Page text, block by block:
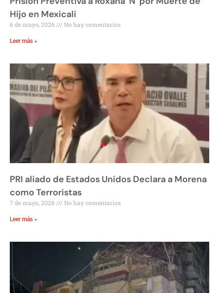
Hijo en Mexicali
6 de mayo, 2026 No hay comentarios
Leer más »
PRI aliado de Estados Unidos Declara a Morena
como Terroristas
7 de mayo, 2026 No hay comentarios
Leer más »